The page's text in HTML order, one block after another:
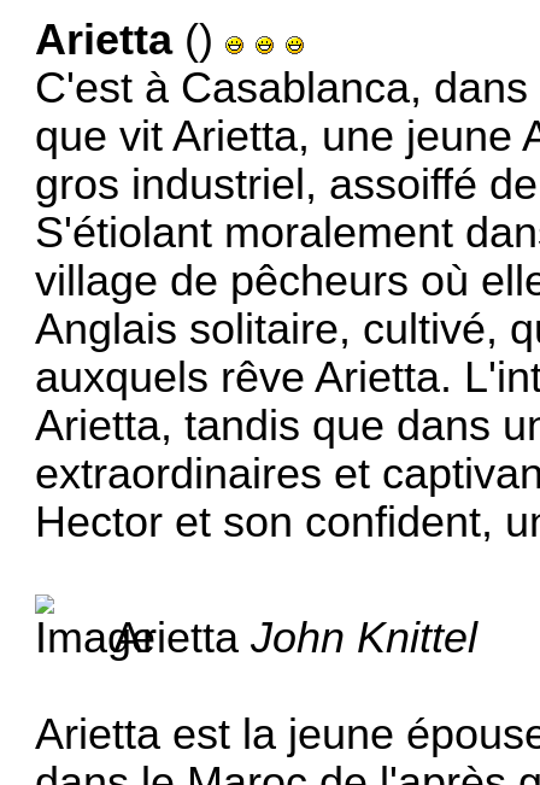
Arietta()
C'est à Casablanca,
que vit Arietta, une jeune
gros industriel, assoiffé
S'étiolant moralement
village de pêcheurs où
Anglais solitaire, cultivé,
auxquels rêve Arietta.
Arietta, tandis que dans
extraordinaires et
Hector et son confident,
AriettaJohn Knittel
Arietta est la jeune